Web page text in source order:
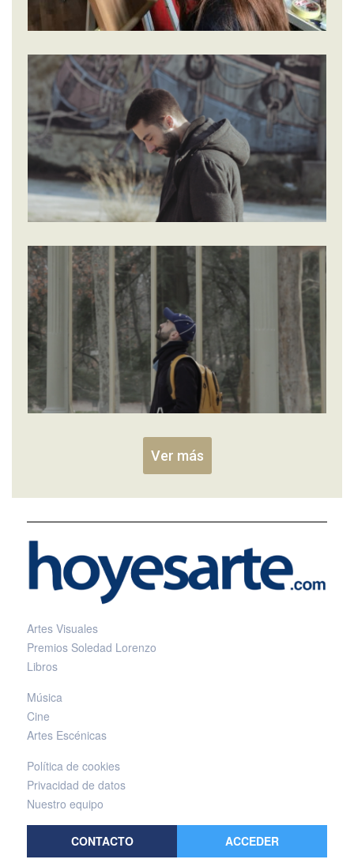
Ver más
Artes Visuales
Premios Soledad Lorenzo
Libros
Música
Cine
Artes Escénicas
Política de cookies
Privacidad de datos
Nuestro equipo
CONTACTO ACCEDER